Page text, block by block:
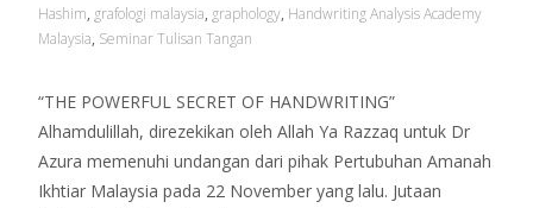
Hashim, grafologi malaysia, graphology, Handwriting Analysis Academy
Malaysia, Seminar Tulisan Tangan
“THE POWERFUL SECRET OF HANDWRITING”
Alhamdulillah, direzekikan oleh Allah Ya Razzaq untuk Dr
Azura memenuhi undangan dari pihak Pertubuhan Amanah
Ikhtiar Malaysia pada 22 November yang lalu. Jutaan